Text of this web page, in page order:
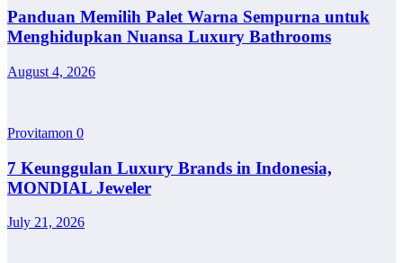
Panduan Memilih Palet Warna Sempurna untuk
Menghidupkan Nuansa Luxury Bathrooms
August 4, 2026
Provitamon 0
7 Keunggulan Luxury Brands in Indonesia,
MONDIAL Jeweler
July 21, 2026